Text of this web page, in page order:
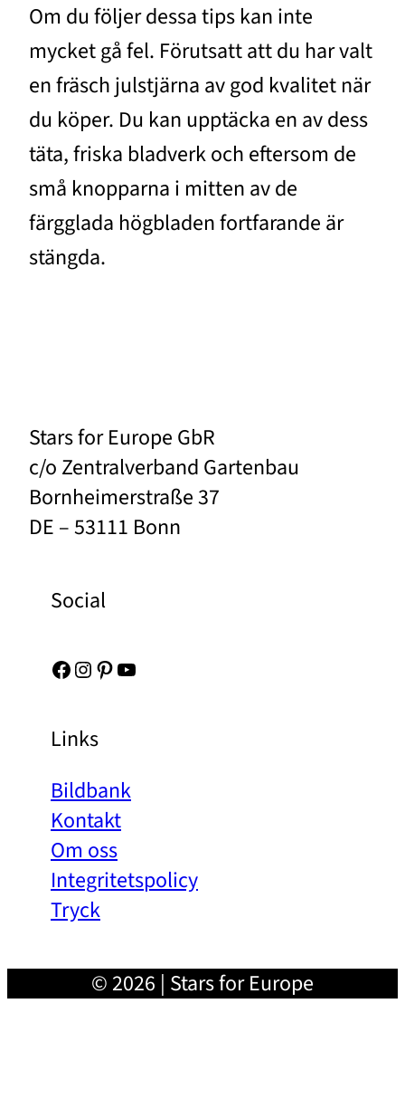
Om du följer dessa tips kan inte
mycket gå fel. Förutsatt att du har valt
en fräsch julstjärna av god kvalitet när
du köper. Du kan upptäcka en av dess
täta, friska bladverk och eftersom de
små knopparna i mitten av de
färgglada högbladen fortfarande är
stängda.
Stars for Europe GbR
c/o Zentralverband Gartenbau
Bornheimerstraße 37
DE – 53111 Bonn
Social
Facebook Instagram Pinterest YouTube
Links
Bildbank
Kontakt
Om oss
Integritetspolicy
Tryck
© 2026 | Stars for Europe